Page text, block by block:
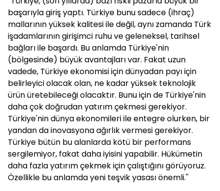
başarıyla giriş yaptı. Türkiye bunu sadece (ihraç)
mallarının yüksek kalitesi ile değil, aynı zamanda Türk
işadamlarının girişimci ruhu ve geleneksel, tarihsel
bağları ile başardı. Bu anlamda Türkiye'nin
(bölgesinde) büyük avantajları var. Fakat uzun
vadede, Türkiye ekonomisi için dünyadan payı için
belirleyici olacak olan, ne kadar yüksek teknolojik
ürün üretebileceği olacaktır. Bunu için de Türkiye'nin
daha çok doğrudan yatırım çekmesi gerekiyor.
Türkiye'nin dünya ekonomileri ile entegre olurken, bir
yandan da inovasyona ağırlık vermesi gerekiyor.
Türkiye bütün bu alanlarda kötü bir performans
sergilemiyor, fakat daha iyisini yapabilir. Hükümetin
daha fazla yatırım çekmek için çalıştığını görüyoruz.
Özellikle bu anlamda yeni teşvik yasası önemli.''